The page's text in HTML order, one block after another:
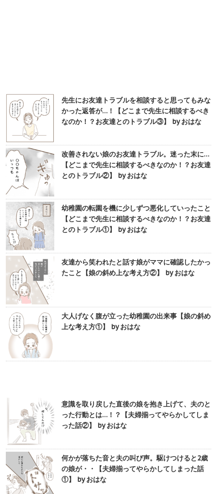
先生にお友達トラブルを相談すると思ってもみな
かった返答が…！【どこまで先生に相談するべき
なのか！？お友達とのトラブル③】 by おはな
改善されない娘のお友達トラブル。迷った末に…
【どこまで先生に相談するべきなのか！？お友達
とのトラブル②】 by おはな
幼稚園の転園を機に少しずつ悪化していったこと
【どこまで先生に相談するべきなのか！？お友達
とのトラブル①】 by おはな
友達から笑われたと話す娘がママに確認したかっ
たこと【娘の斜め上な考え方②】 by おはな
大人げなく腹が立った幼稚園の出来事【娘の斜め
上な考え方①】 by おはな
意識を取り戻した直後の娘を抱き上げて、夫のと
った行動とは…！？【夫婦揃ってやらかしてしま
った話②】 by おはな
何かが落ちた音と夫の叫び声。駆けつけると2歳
の娘が・・【夫婦揃ってやらかしてしまった話
①】 by おはな